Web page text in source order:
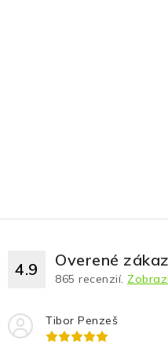
4.9 Overené
865 recenzií.
Tibor Penzeš